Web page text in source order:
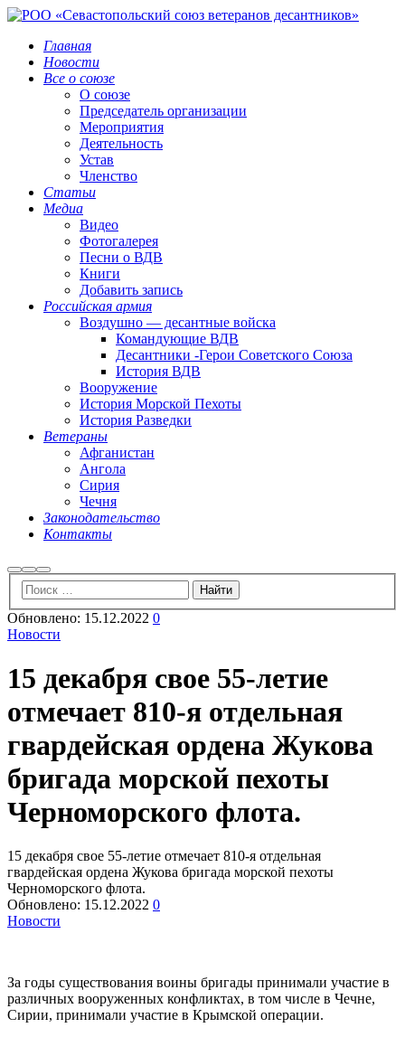
Главная
Новости
Все о союзе
О союзе
Председатель организации
Мероприятия
Деятельность
Устав
Членство
Статьи
Медиа
Видео
Фотогалерея
Песни о ВДВ
Книги
Добавить запись
Российская армия
Воздушно — десантные войска
Командующие ВДВ
Десантники -Герои Советского Союза
История ВДВ
Вооружение
История Морской Пехоты
История Разведки
Ветераны
Афганистан
Ангола
Сирия
Чечня
Законодательство
Контакты
НайтиБольше
информации
Главное
меню
Обновлено: 15.12.2022 0
Новости
15 декабря свое 55-летие
отмечает 810-я отдельная
гвардейская ордена Жукова
бригада морской пехоты
Черноморского флота.
15 декабря свое 55-летие отмечает 810-я отдельная
гвардейская ордена Жукова бригада морской пехоты
Черноморского флота.
Обновлено: 15.12.2022 0
Новости
За годы существования воины бригады принимали участие в
различных вооруженных конфликтах, в том числе в Чечне,
Сирии, принимали участие в Крымской операции.